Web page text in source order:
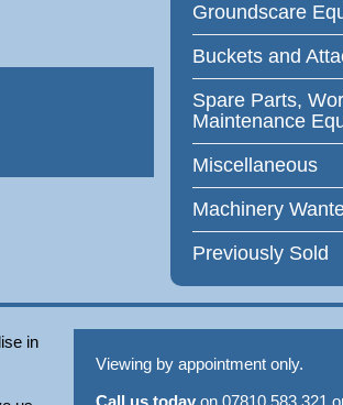
Groundscare
Buckets and
Spare Parts,
Maintenance
Miscellaneous
Machinery
Previously Sold
in
Viewing by appointment only.
Call us today on 07810 583 321